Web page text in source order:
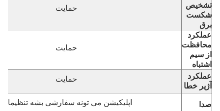
تشخیص
شکست
برق
حمایت
عملکرد
محافظت
از سیم
اشتباه
حمایت
عملکرد
آژیر خطا
حمایت
صدا اپلیکیشن می تونه سفارشی بشه تنظیمات